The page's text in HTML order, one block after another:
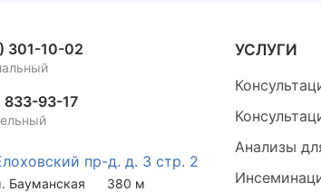
301-10-02
833-93-17
пр-д. д. 3 стр. 2
Бауманская
380 м
УСЛУГИ
Анализы